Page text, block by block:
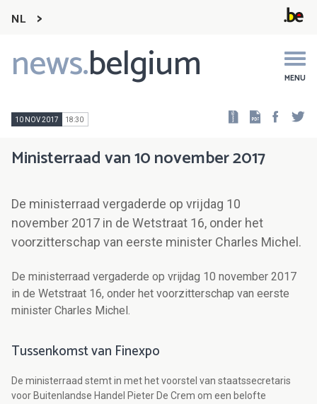
NL
news.belgium MENU
Main
navigation
10 NOV 2017 18:30
Ministerraad van 10 november 2017
De ministerraad vergaderde op vrijdag 10
november 2017 in de Wetstraat 16, onder het
voorzitterschap van eerste minister Charles Michel.
De ministerraad vergaderde op vrijdag 10 november 2017
in de Wetstraat 16, onder het voorzitterschap van eerste
minister Charles Michel.
Tussenkomst van Finexpo
De ministerraad stemt in met het voorstel van staatssecretaris
voor Buitenlandse Handel Pieter De Crem om een belofte